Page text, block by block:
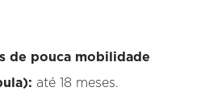
de pouca mobilidade
até 18 meses.